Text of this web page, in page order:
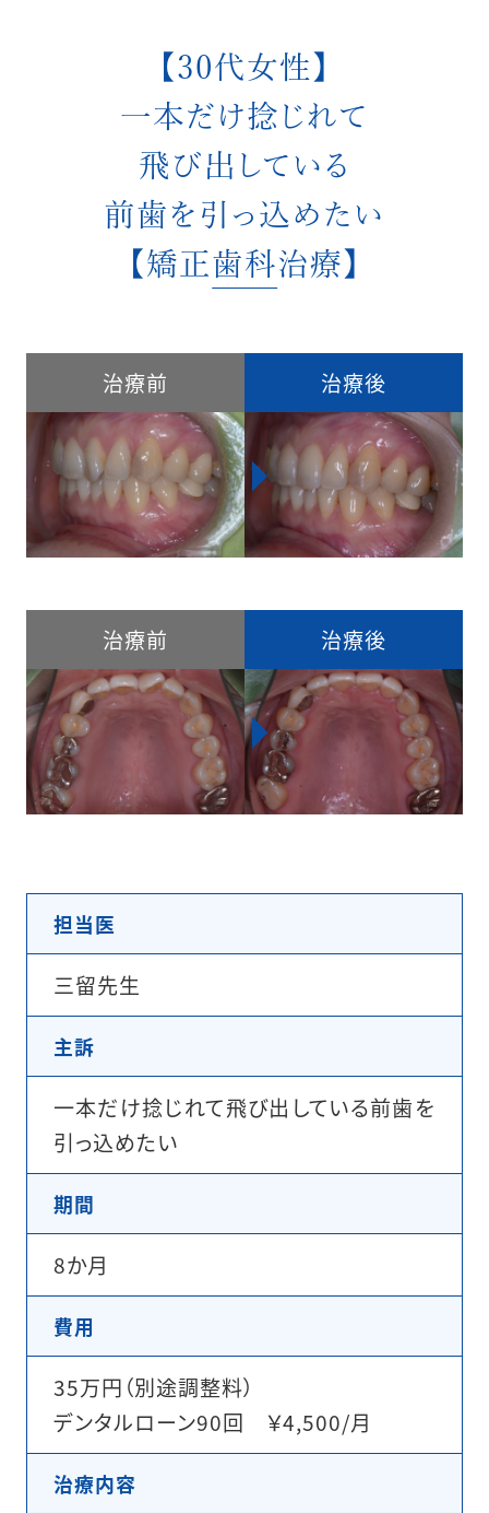
【30代女性】
一本だけ捻じれて
飛び出している
前歯を引っ込めたい
【矯正歯科治療】
治療前 治療後
治療前 治療後
担当医
三留先生
主訴
一本だけ捻じれて飛び出している前歯を
引っ込めたい
期間
8か月
費用
35万円（別途調整料）
デンタルローン90回 ￥4,500/月
治療内容